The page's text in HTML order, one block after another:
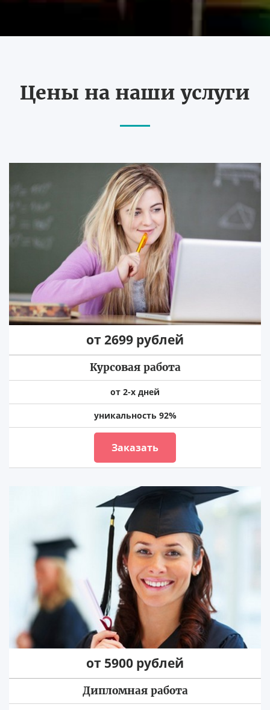
Цены на наши услуги
от 2699 рублей
Курсовая работа
от 2-х дней
уникальность 92%
Заказать
от 5900 рублей
Дипломная работа